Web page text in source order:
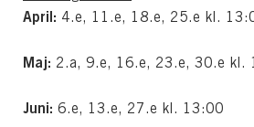
April: 4.e, 11.e, 18.e, 25.e kl.
Maj: 2.a, 9.e, 16.e, 23.e, 30.e kl.
Juni: 6.e, 13.e, 27.e kl. 13:00